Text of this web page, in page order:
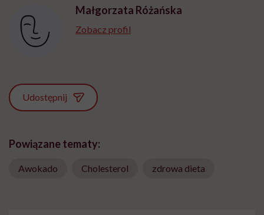
Małgorzata Różańska
Zobacz profil
Udostępnij
Powiązane tematy:
Awokado Cholesterol zdrowa dieta